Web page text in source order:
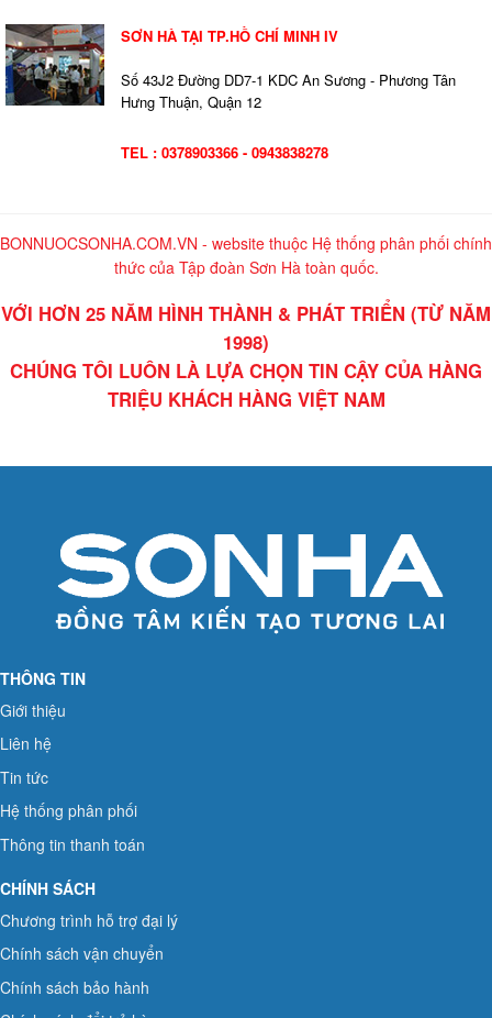
SƠN HÀ TẠI TP.HỒ CHÍ MINH IV
Số 43J2 Đường DD7-1 KDC An Sương - Phương Tân
Hưng Thuận, Quận 12
TEL : 0378903366 - 0943838278
BONNUOCSONHA.COM.VN - website thuộc Hệ thống phân phối chính
thức của Tập đoàn Sơn Hà toàn quốc.
VỚI HƠN 25 NĂM HÌNH THÀNH & PHÁT TRIỂN (TỪ NĂM
1998)
CHÚNG TÔI LUÔN LÀ LỰA CHỌN TIN CẬY CỦA HÀNG
TRIỆU KHÁCH HÀNG VIỆT NAM
THÔNG TIN
Giới thiệu
Liên hệ
Tin tức
Hệ thống phân phối
Thông tin thanh toán
CHÍNH SÁCH
Chương trình hỗ trợ đại lý
Chính sách vận chuyển
Chính sách bảo hành